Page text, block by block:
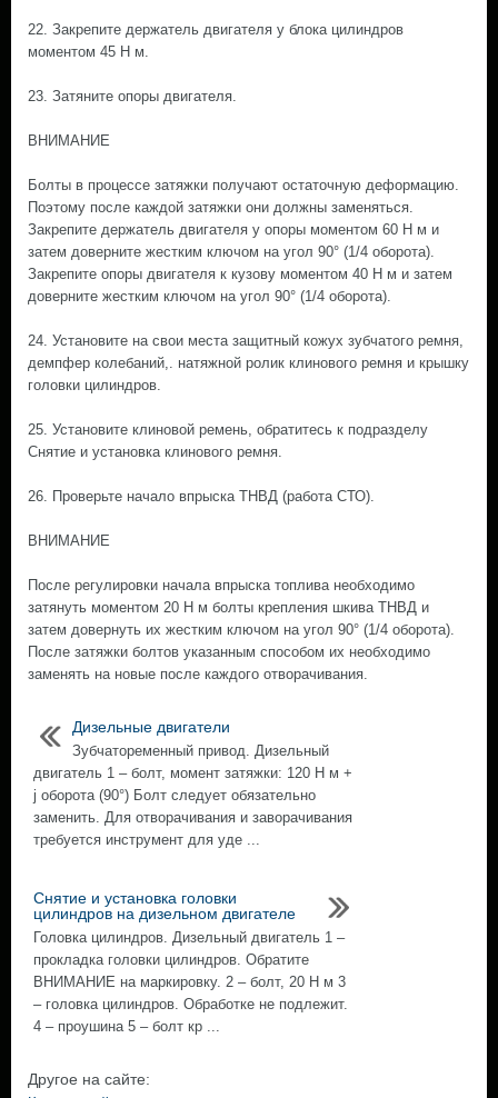
22. Закрепите держатель двигателя у блока цилиндров
моментом 45 Н м.
23. Затяните опоры двигателя.
ВНИМАНИЕ
Болты в процессе затяжки получают остаточную деформацию.
Поэтому после каждой затяжки они должны заменяться.
Закрепите держатель двигателя у опоры моментом 60 Н м и
затем доверните жестким ключом на угол 90° (1/4 оборота).
Закрепите опоры двигателя к кузову моментом 40 Н м и затем
доверните жестким ключом на угол 90° (1/4 оборота).
24. Установите на свои места защитный кожух зубчатого ремня,
демпфер колебаний,. натяжной ролик клинового ремня и крышку
головки цилиндров.
25. Установите клиновой ремень, обратитесь к подразделу
Снятие и установка клинового ремня.
26. Проверьте начало впрыска ТНВД (работа СТО).
ВНИМАНИЕ
После регулировки начала впрыска топлива необходимо
затянуть моментом 20 Н м болты крепления шкива ТНВД и
затем довернуть их жестким ключом на угол 90° (1/4 оборота).
После затяжки болтов указанным способом их необходимо
заменять на новые после каждого отворачивания.
Дизельные двигатели
Зубчатоременный привод. Дизельный
двигатель 1 – болт, момент затяжки: 120 Н м +
ј оборота (90°) Болт следует обязательно
заменить. Для отворачивания и заворачивания
требуется инструмент для уде ...
Снятие и установка головки
цилиндров на дизельном двигателе
Головка цилиндров. Дизельный двигатель 1 –
прокладка головки цилиндров. Обратите
ВНИМАНИЕ на маркировку. 2 – болт, 20 Н м 3
– головка цилиндров. Обработке не подлежит.
4 – проушина 5 – болт кр ...
Другое на сайте: